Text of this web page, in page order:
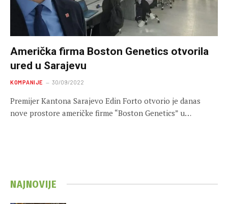
Američka firma Boston Genetics otvorila
ured u Sarajevu
KOMPANIJE 30/09/2022
Premijer Kantona Sarajevo Edin Forto otvorio je danas
nove prostore američke firme “Boston Genetics” u…
NAJNOVIJE